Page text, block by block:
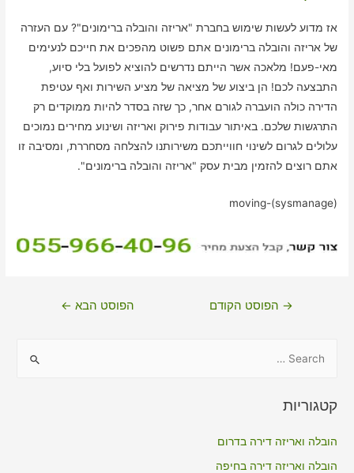
אז מדוע לעשות שימוש בחברת "אריזה והובלה ברימונים"? עם העזרה
של אריזה והובלה ברימונים אתם פשוט מהפכים את חייכם לנעימים
מאי-פעם! מלאכה אשר הייתם נדרשים להוציא לפועל בלי סיוע,
התבצעה לכם! הן ביצוע של מציאה של מציע השירות ואף עטיפת
הדירה כולה הועברה לגורם אחר, כך שזה בסדר להיות ממוקדים רק
התרגשות שלכם. באיתור עבודות פירוק ואריזה ושינוע מחירים נמוכים
עלולים לגרום לשינוי חווייתכם משירותנו להצלחה מסחררת, ומסיבה זו
אתם רוצים להזמין מבית עסק "אריזה והובלה ברימונים".
moving-(sysmanage)
ניווט→ הפוסט הקודם הפוסט הבא ←
r
קטגוריות
הובלה ואריזה דירה בדרום
הובלה ואריזה דירה בחיפה